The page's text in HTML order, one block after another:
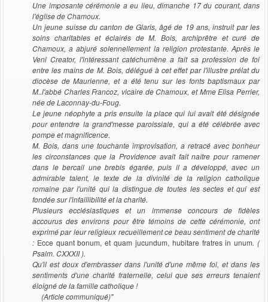
Une imposante cérémonie a eu lieu, dimanche 17 du courant, dans
l'église de Chamoux.
Un jeune suisse du canton de Glaris, âgé de 19 ans, instruit par les
soins charitables et éclairés de M. Bois, archiprêtre et curé de
Chamoux, a abjuré solennellement la religion protestante. Après le
Veni Creator, l'intéressant catéchumène a fait sa profession de foi
entre les mains de M. Bois, délégué à cet effet par l'illustre prélat du
diocèse de Maurienne, et a été tenu sur les fonts baptismaux par
M..l'abbé Charles Francoz, vicaire de Chamoux, et Mme Elisa Perrier,
née de Laconnay-du-Foug.
Le jeune néophyte a pris ensuite la place qui lui avait été désignée
pour entendre la grand'messe paroissiale, qui a été célébrée avec
pompe et magnificence.
M. Bois, dans une touchante improvisation, a retracé avec bonheur
les circonstances que la Providence avait fait naître pour ramener
dans le bercail une brebis égarée, puis il a développé, avec un
admirable talent, le texte de la divinité de la religion catholique
romaine par l'unité qui la distingue de toutes les sectes et qui est
fondée sur l'infaillibilité et la charité.
Plusieurs ecclésiastiques et un immense concours de fidèles
accourus des environs pour être témoins de cette cérémonie, ont
exprimé par leur religieux recueillement ce beau sentiment de charité
: Ecce quant bonum, et quam jucundum, hubitare fratres in unum. (
Psalm. CXXXII ).
Qu'il est doux d'embrasser dans l'unité d'une même foi, et dans les
sentiments d'une charité fraternelle, celui que ses erreurs tenaient
éloigné de la famille catholique !
(Article communiqué)"